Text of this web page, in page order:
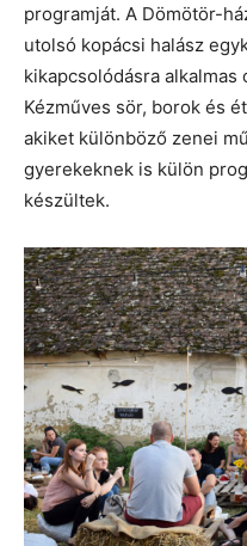
programját. A Dömötör-
utolsó kopácsi halász
kikapcsolódásra alkalmas
Kézműves sör, borok és
akiket különböző zenei
gyerekeknek is külön
készültek.